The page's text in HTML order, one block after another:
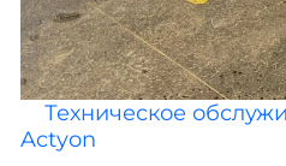
Техническое
Actyon